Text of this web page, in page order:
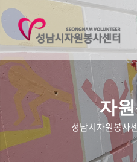
자
성남시자원봉사